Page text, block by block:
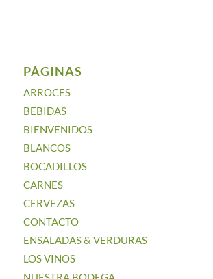
PÁGINAS
ARROCES
BEBIDAS
BIENVENIDOS
BLANCOS
BOCADILLOS
CARNES
CERVEZAS
CONTACTO
ENSALADAS & VERDURAS
LOS VINOS